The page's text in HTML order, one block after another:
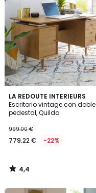
LA REDOUTE INTERIEURS
Escritorio vintage con doble
pedestal, Quilda
999.00 €
779.22 € -22%
4,4
/ 5
4,4
/